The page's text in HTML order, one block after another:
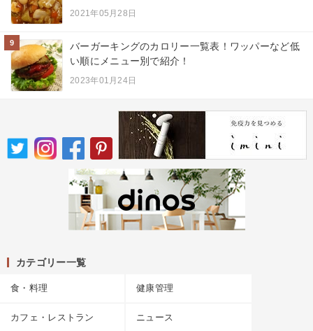
2021年05月28日
9
バーガーキングのカロリー一覧表！ワッパーなど低
い順にメニュー別で紹介！
2023年01月24日
カテゴリー一覧
食・料理 健康管理
カフェ・レストラン ニュース